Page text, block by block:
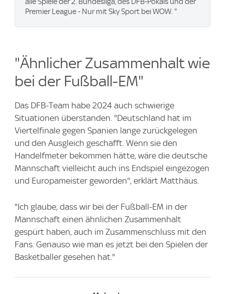
Premier League - Nur mit Sky Sport bei WOW. "
"Ähnlicher Zusammenhalt wie
bei der Fußball-EM"
Das DFB-Team habe 2024 auch schwierige
Situationen überstanden. "Deutschland hat im
Viertelfinale gegen Spanien lange zurückgelegen
und den Ausgleich geschafft. Wenn sie den
Handelfmeter bekommen hätte, wäre die deutsche
Mannschaft vielleicht auch ins Endspiel eingezogen
und Europameister geworden", erklärt Matthäus.
"Ich glaube, dass wir bei der Fußball-EM in der
Mannschaft einen ähnlichen Zusammenhalt
gespürt haben, auch im Zusammenschluss mit den
Fans. Genauso wie man es jetzt bei den Spielen der
Basketballer gesehen hat."